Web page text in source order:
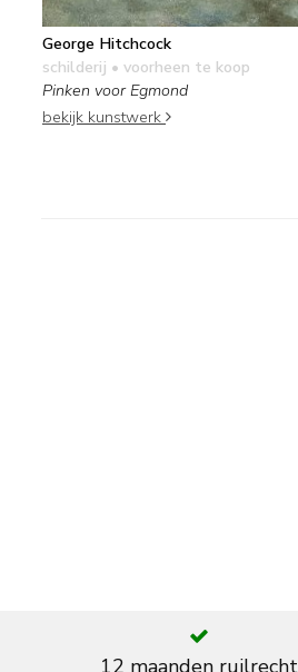
George Hitchcock
schilderij • voorheen te koop
Pinken voor Egmond
bekijk kunstwerk